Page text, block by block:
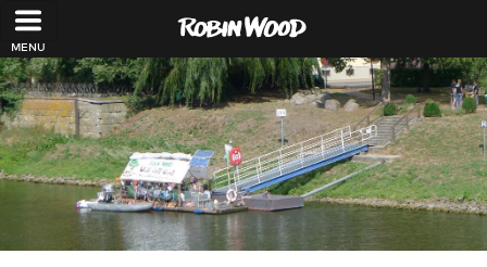
Direkt zum Inhalt